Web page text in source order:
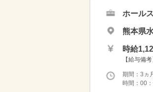
ホール
熊本県
時給
【給与備
期間：3
時間：00